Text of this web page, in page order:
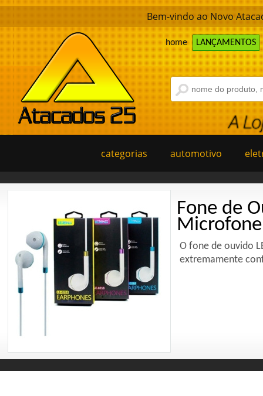
home LANÇAMENTOS
Bem-vindo ao Novo
categorias automotivo
Fone de
O fone de ouvido
extremamente